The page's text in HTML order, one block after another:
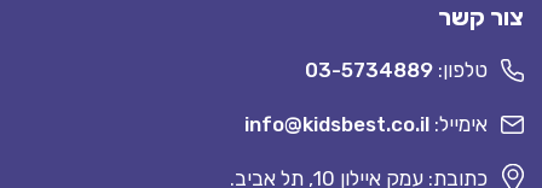
צור קשר
טלפון: 03-5734889
אימייל: info@kidsbest.co.il
כתובת: עמק איילון 10, תל אביב.